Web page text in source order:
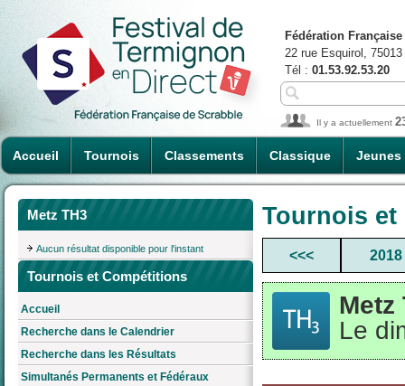
Accueil Tournois Classements Classique Jeunes
Fédération
22 rue Esquirol,
Tél : 01.53.92.53.20
Il y a actuellement
Metz TH3
Aucun résultat disponible pour l'instant
Tournois et Compétitions
Accueil
Recherche dans le Calendrier
Recherche dans les Résultats
Simultanés Permanents et Fédéraux
Tournois
<<< 2018
Metz
Le